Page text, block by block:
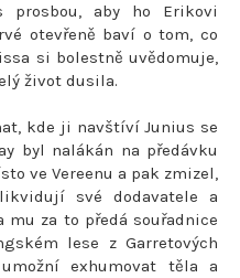
aby ho Erikovi
otevřeně baví o tom, co
si bolestně uvědomuje,
život dusila.
kde ji navštíví Junius se
byl nalákán na předávku
ve Vereenu a pak zmizel,
své dodavatele a
za to předá souřadnice
lese z Garretových
exhumovat těla a